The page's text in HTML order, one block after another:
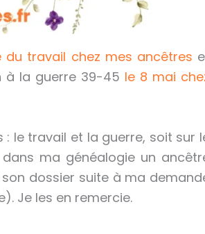
du travail chez mes ancêtres
à la guerre 39-45 le 8 mai
: le travail et la guerre, soit sur
dans ma généalogie un
son dossier suite à ma
Je les en remercie.